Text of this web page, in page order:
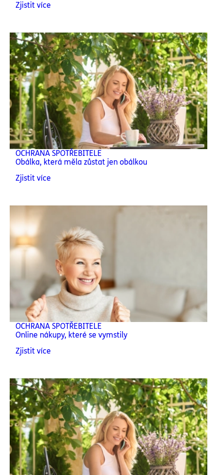
Zjistit více
OCHRANA SPOTŘEBITELE
Obálka, která měla zůstat jen obálkou
Zjistit více
OCHRANA SPOTŘEBITELE
Online nákupy, které se vymstily
Zjistit více